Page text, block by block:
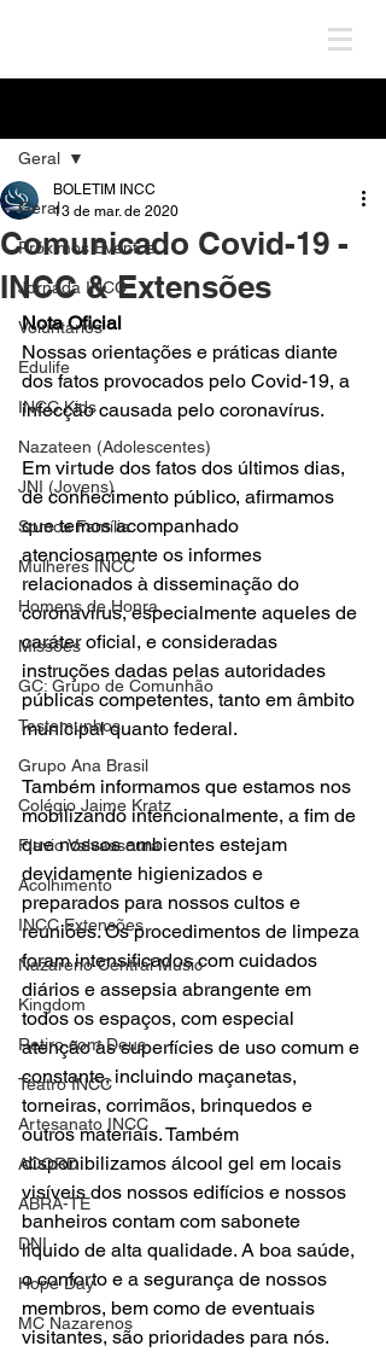
Geral
Próximos Eventos
Jornada INCC
Voluntários
Edulife
INCC Kids
Nazateen (Adolescentes)
JNI (Jovens)
Somos Família
Mulheres INCC
Homens de Honra
Missões
GC: Grupo de Comunhão
Testemunhos
Grupo Ana Brasil
Colégio Jaime Kratz
Flavio Valvassoura
Acolhimento
INCC Extensões
Nazareno Central Music
Kingdom
Retiro com Deus
Teatro INCC
Artesanato INCC
ACORD
ABRA-TE
DNI
Hope Day
MC Nazarenos
Geral
Comunicado Covid-19 -
INCC & Extensões
BOLETIM INCC
13 de mar. de 2020
Nota Oficial
Nossas orientações e práticas diante
dos fatos provocados pelo Covid-19, a
infecção causada pelo coronavírus.
Em virtude dos fatos dos últimos dias,
de conhecimento público, afirmamos
que temos acompanhado
atenciosamente os informes
relacionados à disseminação do
coronavírus, especialmente aqueles de
caráter oficial, e consideradas
instruções dadas pelas autoridades
públicas competentes, tanto em âmbito
municipal quanto federal.
Também informamos que estamos nos
mobilizando intencionalmente, a fim de
que nossos ambientes estejam
devidamente higienizados e
preparados para nossos cultos e
reuniões. Os procedimentos de limpeza
foram intensificados com cuidados
diários e assepsia abrangente em
todos os espaços, com especial
atenção às superfícies de uso comum e
constante, incluindo maçanetas,
torneiras, corrimãos, brinquedos e
outros materiais. Também
disponibilizamos álcool gel em locais
visíveis dos nossos edifícios e nossos
banheiros contam com sabonete
líquido de alta qualidade. A boa saúde,
o conforto e a segurança de nossos
membros, bem como de eventuais
visitantes, são prioridades para nós.